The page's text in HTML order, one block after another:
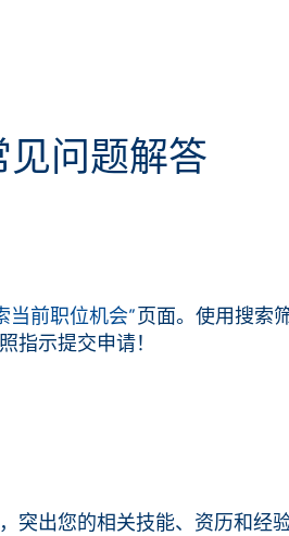
见问题解答
当前职位机会”页面。使用搜索
指示提交申请！
突出您的相关技能、资历和经